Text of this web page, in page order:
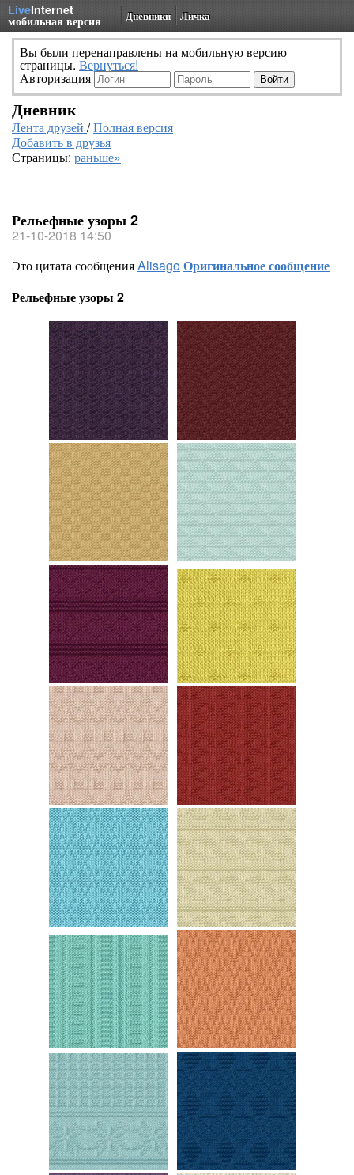
LiveInternet
мобильная версия Дневники Личка
Вы были перенаправлены на мобильную версию
страницы. Вернуться!
Авторизация
Дневник
Лента друзей /Полная версия
Добавить в друзья
Страницы: раньше»
Рельефные узоры 2
21-10-2018 14:50
Это цитата сообщенияAlisagoОригинальное сообщение
Рельефные узоры 2